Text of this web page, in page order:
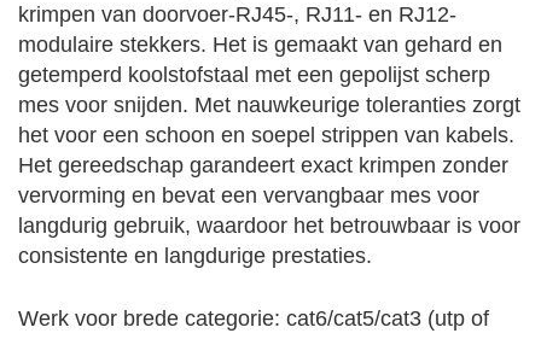
krimpen van doorvoer-RJ45-, RJ11- en RJ12-
modulaire stekkers. Het is gemaakt van gehard en
getemperd koolstofstaal met een gepolijst scherp
mes voor snijden. Met nauwkeurige toleranties zorgt
het voor een schoon en soepel strippen van kabels.
Het gereedschap garandeert exact krimpen zonder
vervorming en bevat een vervangbaar mes voor
langdurig gebruik, waardoor het betrouwbaar is voor
consistente en langdurige prestaties.
Werk voor brede categorie: cat6/cat5/cat3 (utp of